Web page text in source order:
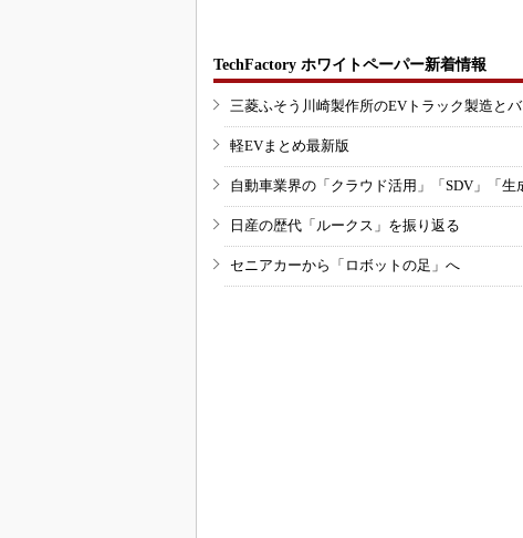
TechFactory ホワイトペーパー新着情報
三菱ふそう川崎製作所のEVトラック製造と
軽EVまとめ最新版
自動車業界の「クラウド活用」「SDV」「
日産の歴代「ルークス」を振り返る
セニアカーから「ロボットの足」へ